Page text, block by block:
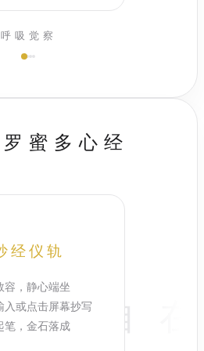
呼吸觉察
经仪轨
容，静心端坐
入或点击屏幕抄写
笔，金石落成
蜜多心经
观 自